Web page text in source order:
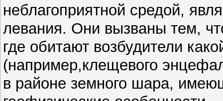
неблагоприятной средой,
левания. Они вызваны тем,
где обитают возбудители
(например,клещевого
в районе земного шара,